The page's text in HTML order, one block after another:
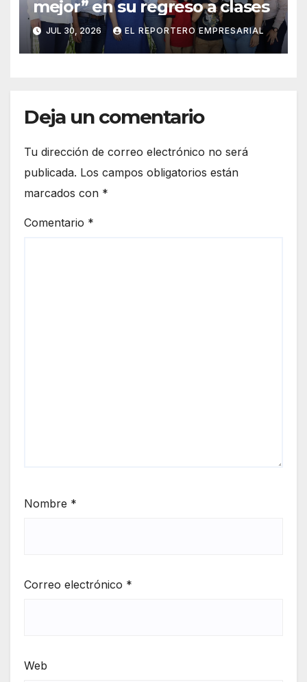
mejor” en su regreso a clases
JUL 30, 2026 EL REPORTERO EMPRESARIAL
Deja un comentario
Tu dirección de correo electrónico no será
publicada. Los campos obligatorios están
marcados con *
Comentario *
Nombre *
Correo electrónico *
Web